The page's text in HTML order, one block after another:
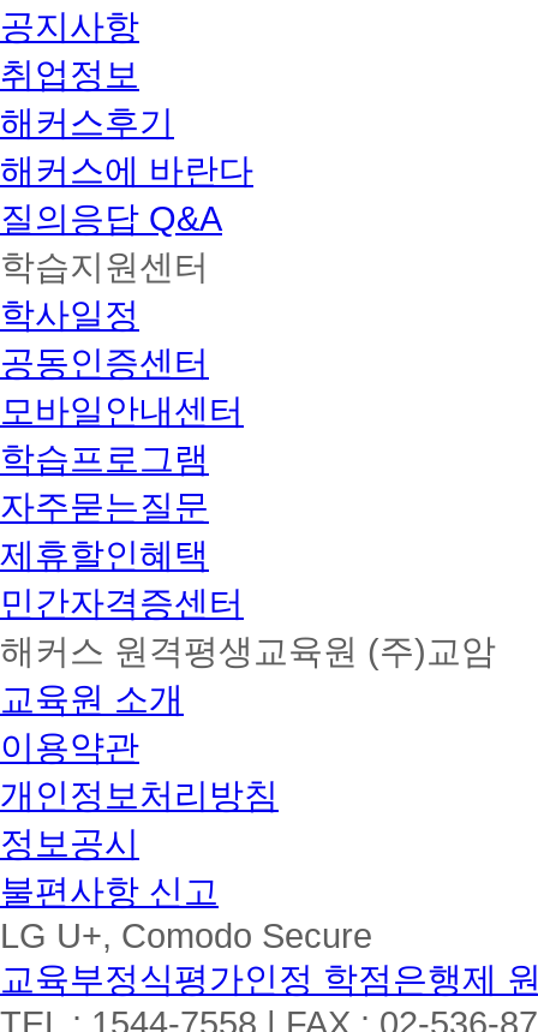
공지사항
취업정보
해커스후기
해커스에 바란다
질의응답 Q&A
학습지원센터
학사일정
공동인증센터
모바일안내센터
학습프로그램
자주묻는질문
제휴할인혜택
민간자격증센터
해커스 원격평생교육원 (주)교암
교육원 소개
이용약관
개인정보처리방침
정보공시
불편사항 신고
LG U+, Comodo Secure
교육부정식평가인정 학점은행제
TEL : 1544-7558 | FAX : 02-536-